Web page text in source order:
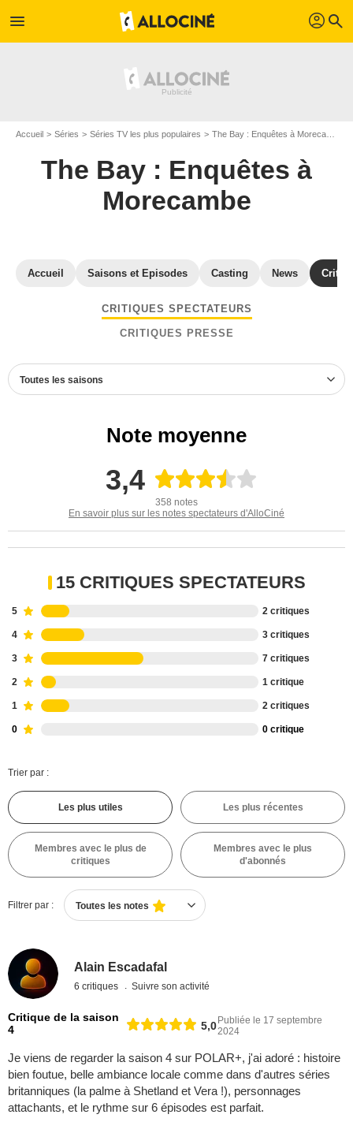
menu profil search
Accueil Séries Séries TV les plus populaires The Bay : Enquêtes à Morecambe
The Bay : Enquêtes à
Morecambe
Accueil Saisons et Episodes Casting News
CRITIQUES SPECTATEURS
CRITIQUES PRESSE
Toutes les saisons
Note moyenne
3,4
358 notes
En savoir plus sur les notes spectateurs d'AlloCiné
15 CRITIQUES SPECTATEURS
5 2 critiques
4 3 critiques
3 7 critiques
2 1 critique
1 2 critiques
0 0 critique
Trier par :
Les plus utiles Les plus récentes
Membres avec le plus de
critiques
Membres avec le plus
d'abonnés
Filtrer par : Toutes les notes
Alain Escadafal
6 critiques Suivre son activité
Critique de la saison
4
5,0Publiée le 17 septembre
2024
Je viens de regarder la saison 4 sur POLAR+, j'ai adoré : histoire
bien foutue, belle ambiance locale comme dans d'autres séries
britanniques (la palme à Shetland et Vera !), personnages
attachants, et le rythme sur 6 épisodes est parfait.